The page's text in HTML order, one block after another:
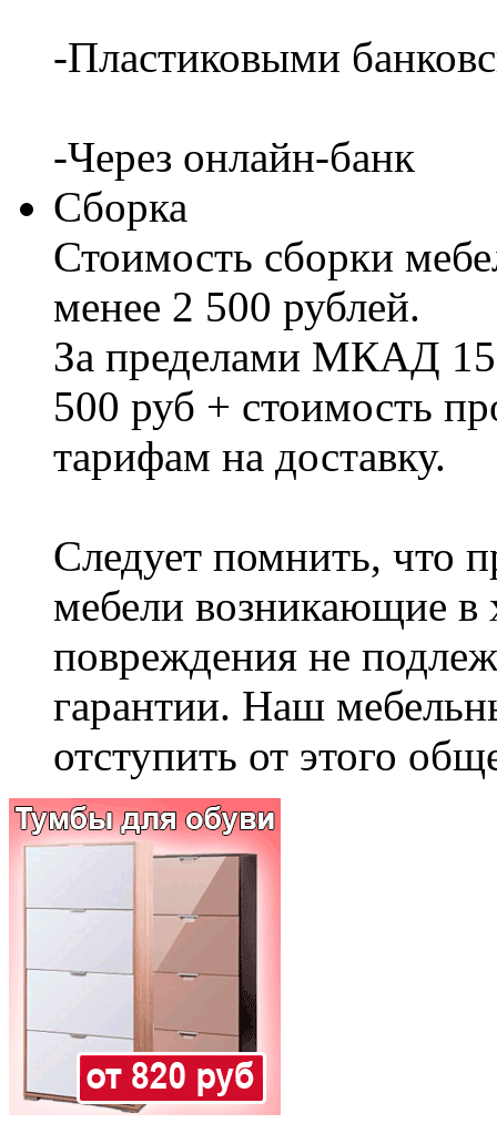
-Пластиковыми
-Через онлайн-банк
Сборка
Стоимость сборки
менее 2 500 рублей.
За пределами МКАД
500 руб + стоимость
тарифам на доставку.
Следует помнить, что
мебели возникающие в
повреждения не
гарантии. Наш
отступить от этого